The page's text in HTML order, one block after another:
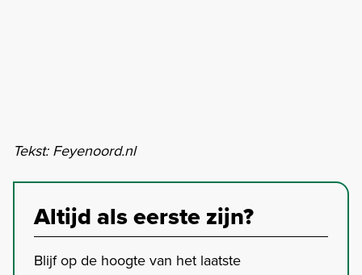
Tekst: Feyenoord.nl
Altijd als eerste zijn?
Blijf op de hoogte van het laatste